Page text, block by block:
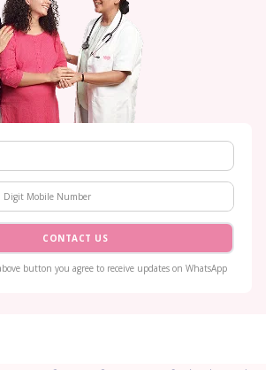
CONTACT US
button you agree to receive updates on WhatsApp